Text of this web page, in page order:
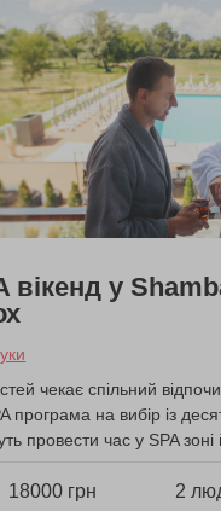
вікенд у
чекає спільний
програма на вибір із
провести час у SPA
18000 грн 2